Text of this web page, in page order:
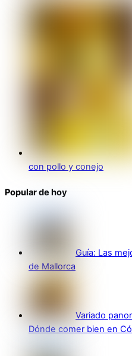
con pollo y conejo
Popular de hoy
Guía: Las
de Mallorca
Variado
Dónde comer bien en